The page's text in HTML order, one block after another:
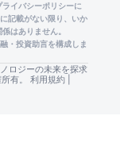
イバシーポリシーに
記載がない限り、いか
はありません。
・投資助言を構成しま
ロジーの未来を探求
有。 利用規約